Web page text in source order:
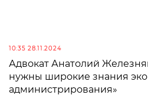
10:35 28.11.2024
Адвокат Анатолий
нужны широкие знания
администрирования»